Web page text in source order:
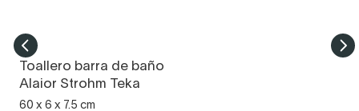
Toallero barra de baño
Alaior Strohm Teka
60 x 6 x 7.5 cm